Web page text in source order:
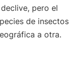
pero el
de insectos
a otra.